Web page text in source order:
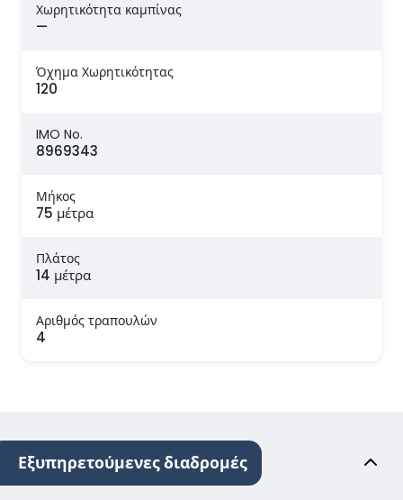
Χωρητικότητα καμπίνας
—
Όχημα Χωρητικότητας
120
IMO No.
8969343
Μήκος
75 μέτρα
Πλάτος
14 μέτρα
Αριθμός τραπουλών
4
Εξυπηρετούμενες διαδρομές